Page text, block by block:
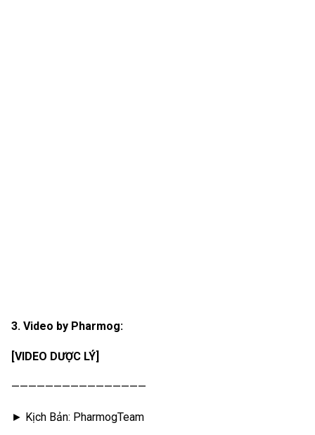
3. Video by Pharmog:
[VIDEO DƯỢC LÝ]
————————————————
► Kịch Bản: PharmogTeam